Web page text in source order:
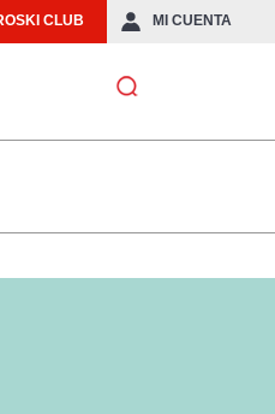
CLUB MI CUENTA